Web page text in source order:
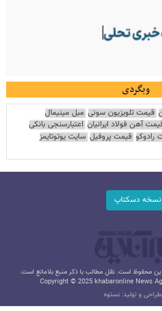
وبگردی
قیمت تلویزیون سونی مبل مینیمال
آهن فولاد ایرانیان اعتبارسنجی بانکی
رادوکو قیمت پروفیل سایت یوتوتایمز
نسخه دسکتاپ
محفوظ است. نقل مطالب با ذکر منبع بلامانع است.
Copyright © 2025 khabaronline News
طراحی و تولید: نستوه